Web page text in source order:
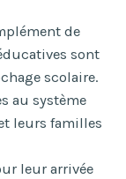
de
sont
scolaire.
au système
leurs familles
leur arrivée